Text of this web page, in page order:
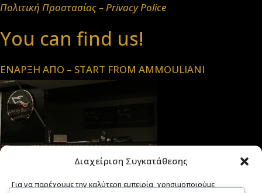
Διαχείριση Συγκατάθεσης
Για να παρέχουμε την καλύτερη εμπειρία, χρησιμοποιούμε
Πολιτική Προστασίας – Privacy Police
You can find us!
ΕΝΑΡΞΗ ΑΠΟ – START FROM AMMOULIANI